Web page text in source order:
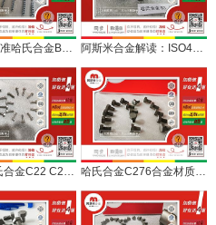
ISO DIN标准哈氏合金B3、C276、C22合金紧固件批量交付 阿斯米合金解读：ISO4014、ISO4017、EN24017紧固件都是啥？
哈氏合金C276合金材质M8紧固件定制交付